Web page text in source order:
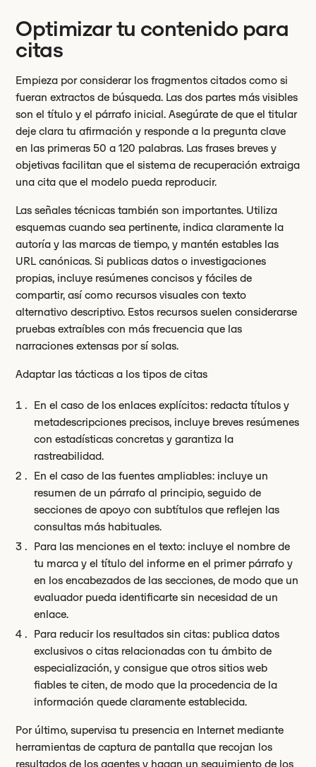
Optimizar tu contenido para
citas
Empieza por considerar los fragmentos citados como si
fueran extractos de búsqueda. Las dos partes más visibles
son el título y el párrafo inicial. Asegúrate de que el titular
deje clara tu afirmación y responde a la pregunta clave
en las primeras 50 a 120 palabras. Las frases breves y
objetivas facilitan que el sistema de recuperación extraiga
una cita que el modelo pueda reproducir.
Las señales técnicas también son importantes. Utiliza
esquemas cuando sea pertinente, indica claramente la
autoría y las marcas de tiempo, y mantén estables las
URL canónicas. Si publicas datos o investigaciones
propias, incluye resúmenes concisos y fáciles de
compartir, así como recursos visuales con texto
alternativo descriptivo. Estos recursos suelen considerarse
pruebas extraíbles con más frecuencia que las
narraciones extensas por sí solas.
Adaptar las tácticas a los tipos de citas
En el caso de los enlaces explícitos: redacta títulos y
metadescripciones precisos, incluye breves resúmenes
con estadísticas concretas y garantiza la
rastreabilidad.
En el caso de las fuentes ampliables: incluye un
resumen de un párrafo al principio, seguido de
secciones de apoyo con subtítulos que reflejen las
consultas más habituales.
Para las menciones en el texto: incluye el nombre de
tu marca y el título del informe en el primer párrafo y
en los encabezados de las secciones, de modo que un
evaluador pueda identificarte sin necesidad de un
enlace.
Para reducir los resultados sin citas: publica datos
exclusivos o citas relacionadas con tu ámbito de
especialización, y consigue que otros sitios web
fiables te citen, de modo que la procedencia de la
información quede claramente establecida.
Por último, supervisa tu presencia en Internet mediante
herramientas de captura de pantalla que recojan los
resultados de los agentes y hagan un seguimiento de los